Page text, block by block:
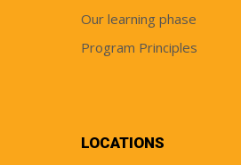
Our learning phase
Program Principles
LOCATIONS